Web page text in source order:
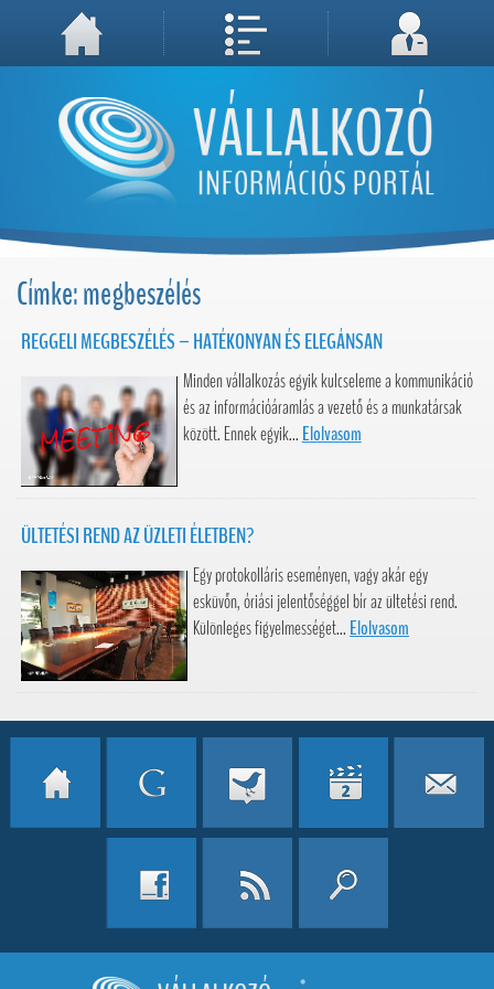
A weboldal használatával Ön elfogadja, hogy Cookie-kat (sütiket) tároljunk számítógépén. A sütik a weboldal megfelelő működéséhez
Megértettem, folytatás...
Címke: megbeszélés
REGGELI MEGBESZÉLÉS – HATÉKONYAN ÉS ELEGÁNSAN
Minden vállalkozás egyik kulcseleme a kommunikáció
és az információáramlás a vezető és a munkatársak
között. Ennek egyik... Elolvasom
ÜLTETÉSI REND AZ ÜZLETI ÉLETBEN?
Egy protokolláris eseményen, vagy akár egy
esküvőn, óriási jelentőséggel bír az ültetési rend.
Különleges figyelmességet... Elolvasom